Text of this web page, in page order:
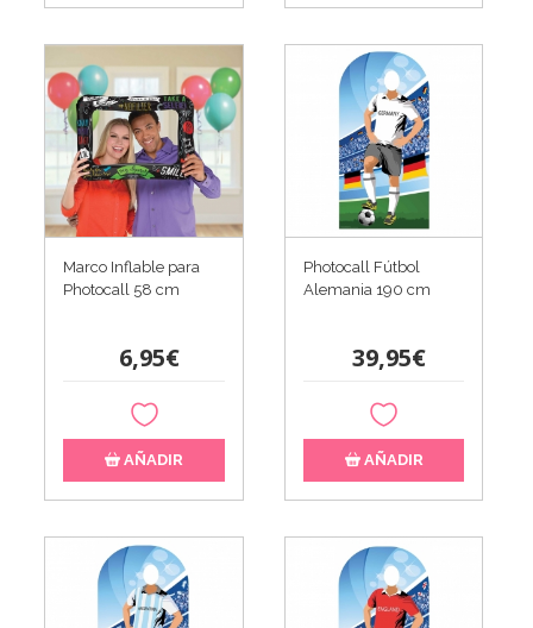
Marco Inflable para
Photocall 58 cm
6,95€
AÑADIR
Photocall Fútbol
Alemania 190 cm
39,95€
AÑADIR